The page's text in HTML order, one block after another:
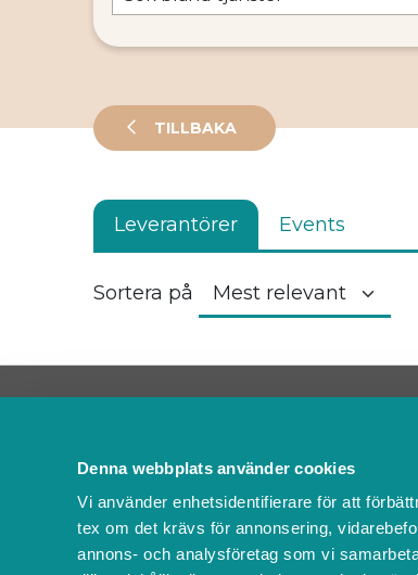
Denna webbplats använder cookies
Vi använder enhetsidentifierare för att
tex om det krävs för annonsering,
annons- och analysföretag som vi
TILLBAKA
Leverantörer Events
Sortera på
FAQ
Villkor & policyer
Ändra cookies